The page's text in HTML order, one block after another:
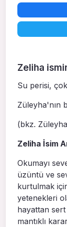
Zeliha
Su perisi,
Züleyha'nın
(bkz.
Zeliha İsim
Okumayı
üzüntü ve
kurtulmak
yetenekleri
hayattan sert
mantıklı